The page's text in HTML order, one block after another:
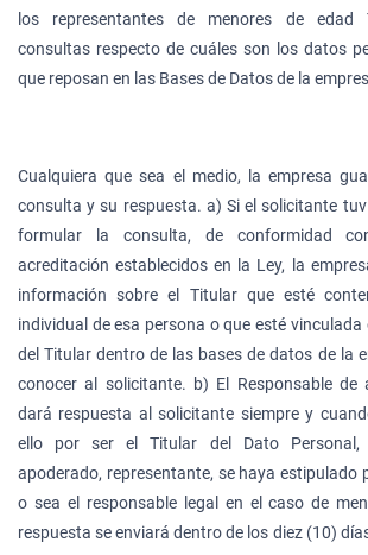
los representantes de menores de edad
consultas respecto de cuáles son los datos
que reposan en las Bases de Datos de la
Cualquiera que sea el medio, la empresa
consulta y su respuesta. a) Si el solicitante
formular la consulta, de conformidad
acreditación establecidos en la Ley, la
información sobre el Titular que esté
individual de esa persona o que esté
del Titular dentro de las bases de datos de la
conocer al solicitante. b) El Responsable de
dará respuesta al solicitante siempre y
ello por ser el Titular del Dato Personal,
apoderado, representante, se haya estipulado
o sea el responsable legal en el caso de
respuesta se enviará dentro de los diez (10)